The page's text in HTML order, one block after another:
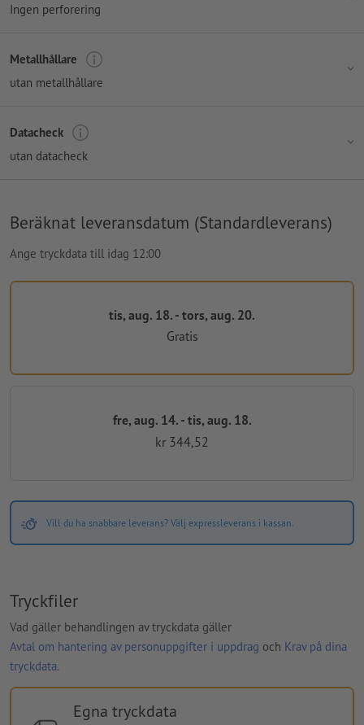
Ingen perforering
Metallhållare
utan metallhållare
Datacheck
utan datacheck
Beräknat leveransdatum (Standardleverans)
Ange tryckdata till idag 12:00
tis, aug. 18. - tors, aug. 20.
Gratis
fre, aug. 14. - tis, aug. 18.
kr 344,52
Vill du ha snabbare leverans? Välj expressleverans i kassan.
Tryckfiler
Vad gäller behandlingen av tryckdata gäller
Avtal om hantering av personuppgifter i uppdrag och Krav på dina
tryckdata.
Egna tryckdata